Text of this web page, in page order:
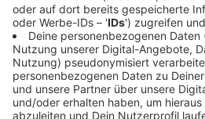
Schulstädten Bergisch
Wipperfürth müssen heute und
Elterntaxis ran - Klimaschutz
Diese Schulbusse fahren nicht